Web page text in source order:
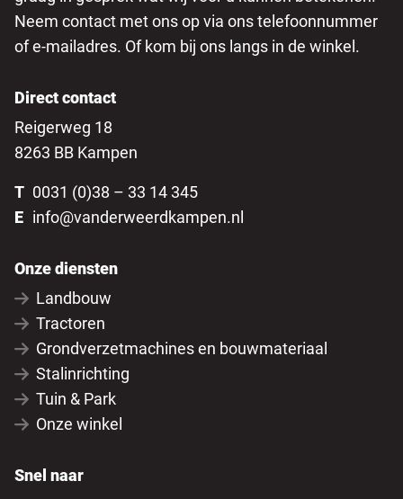
Neem contact met ons op via ons telefoonnummer
of e-mailadres. Of kom bij ons langs in de winkel.
Direct contact
Reigerweg 18
8263 BB Kampen
T 0031 (0)38 – 33 14 345
E info@vanderweerdkampen.nl
Onze diensten
Landbouw
Tractoren
Grondverzetmachines en bouwmateriaal
Stalinrichting
Tuin & Park
Onze winkel
Snel naar